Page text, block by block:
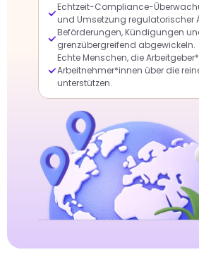
Echtzeit-Compliance-
und Umsetzung regulatorischer
Beförderungen, Kündigungen
grenzübergreifend abgewickeln.
Echte Menschen, die
Arbeitnehmer*innen über die
unterstützen.